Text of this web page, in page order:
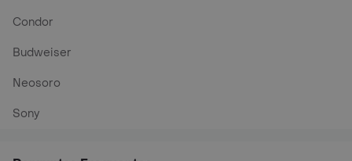
Condor
Budweiser
Neosoro
Sony